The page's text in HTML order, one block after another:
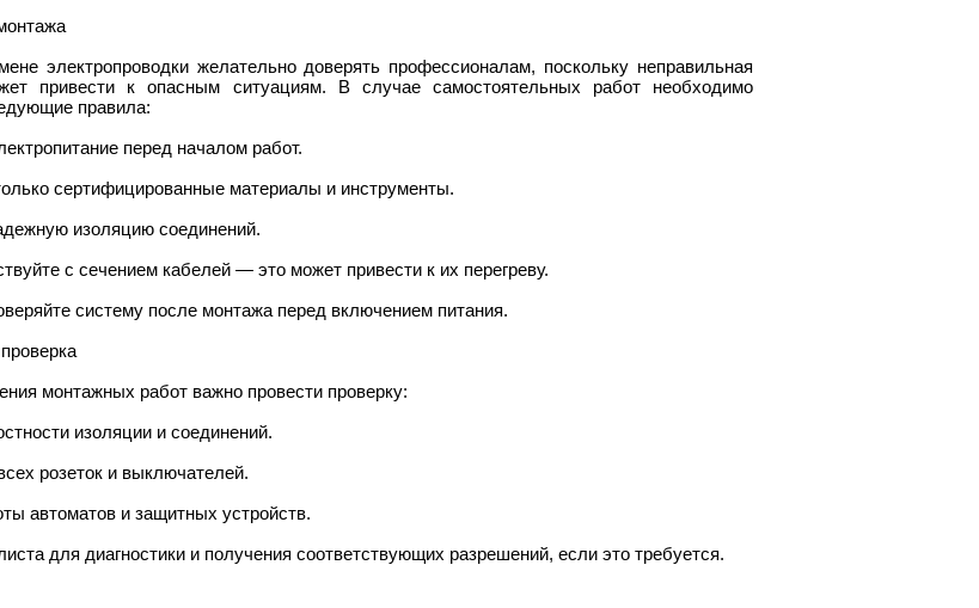
электропроводки желательно доверять профессионалам, поскольку неправильная
привести к опасным ситуациям. В случае самостоятельных работ необходимо
правила:
перед началом работ.
сертифицированные материалы и инструменты.
изоляцию соединений.
с сечением кабелей — это может привести к их перегреву.
систему после монтажа перед включением питания.
монтажных работ важно провести проверку:
изоляции и соединений.
розеток и выключателей.
автоматов и защитных устройств.
для диагностики и получения соответствующих разрешений, если это требуется.